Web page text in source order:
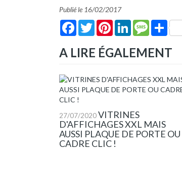
Publié le 16/02/2017
FacebookTwitterPinterestLinkedInMessageShare
A LIRE ÉGALEMENT
27/07/2020VITRINES
D'AFFICHAGES XXL MAIS
AUSSI PLAQUE DE PORTE OU
CADRE CLIC !